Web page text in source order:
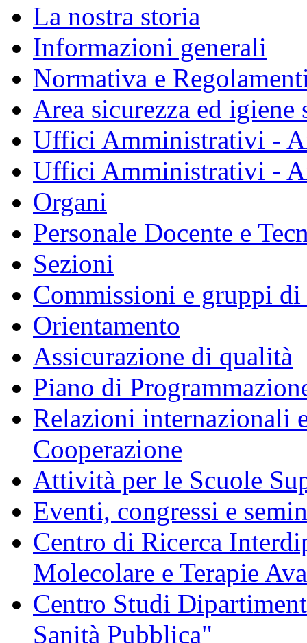
La nostra storia
Informazioni generali
Normativa e
Area sicurezza ed igiene
Uffici Amministrativi -
Uffici Amministrativi -
Organi
Personale Docente e
Sezioni
Commissioni e gruppi
Orientamento
Assicurazione di qualità
Piano di
Relazioni internazionali
Cooperazione
Attività per le Scuole
Eventi, congressi e
Centro di Ricerca
Molecolare e Terapie
Centro Studi
Sanità Pubblica"